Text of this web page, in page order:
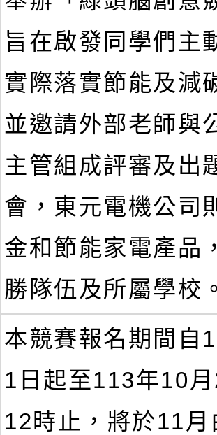
旨在啟發同學們主
實際落實節能及減
並邀請外部老師與
主管組成評審及出
會，東元電機公司
金和節能家電產品
勝隊伍及所屬學校
本競賽報名期間自
1日起至113年10
12時止，將於11